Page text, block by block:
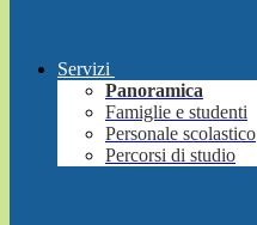
Servizi
Panoramica
Famiglie e studenti
Personale scolastico
Percorsi di studio